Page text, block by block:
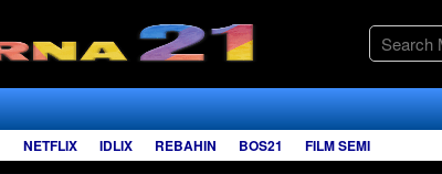
NETFLIX IDLIX REBAHIN BOS21 FILM SEMI